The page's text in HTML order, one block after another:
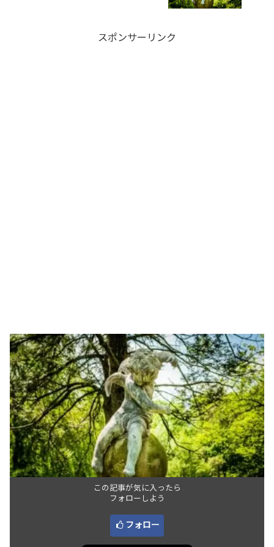
スポンサーリンク
この記事が気に入ったら
フォローしよう
フォロー